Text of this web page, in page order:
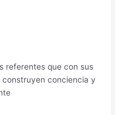
referentes que con sus
conciencia y